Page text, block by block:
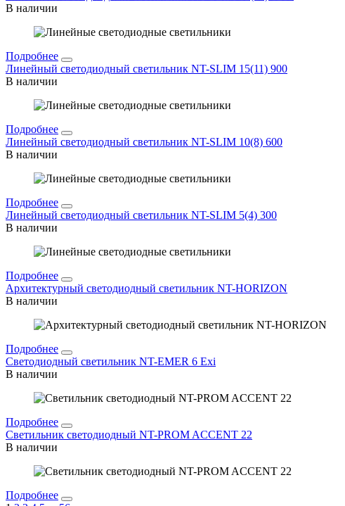
В наличии
Подробнее
Линейный светодиодный светильник NT-SLIM 15(11) 900
В наличии
Подробнее
Линейный светодиодный светильник NT-SLIM 10(8) 600
В наличии
Подробнее
Линейный светодиодный светильник NT-SLIM 5(4) 300
В наличии
Подробнее
Архитектурный светодиодный светильник NT-HORIZON
В наличии
Подробнее
Светодиодный светильник NT-EMER 6 Exi
В наличии
Подробнее
Светильник светодиодный NT-PROM ACCENT 22
В наличии
Подробнее